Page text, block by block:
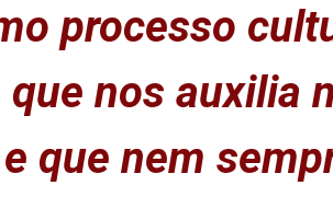
processo
nos auxilia
que nem